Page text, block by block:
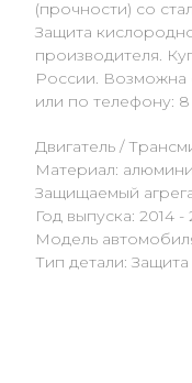
(прочности) со
Защита
производителя.
России. Возможна
или по телефону: 8
Двигатель /
Материал:
Защищаемый
Год выпуска: 2014 -
Модель
Тип детали: